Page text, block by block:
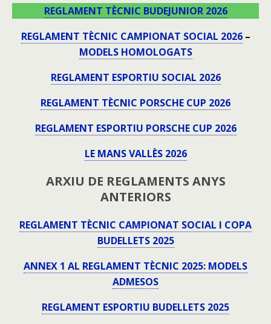
REGLAMENT TÈCNIC BUDEJUNIOR 2026
REGLAMENT TÈCNIC CAMPIONAT SOCIAL 2026 –
MODELS HOMOLOGATS
REGLAMENT ESPORTIU SOCIAL 2026
REGLAMENT TÈCNIC PORSCHE CUP 2026
REGLAMENT ESPORTIU PORSCHE CUP 2026
LE MANS VALLÈS 2026
ARXIU DE REGLAMENTS ANYS
ANTERIORS
REGLAMENT TÈCNIC CAMPIONAT SOCIAL I COPA
BUDELLETS 2025
ANNEX 1 AL REGLAMENT TÈCNIC 2025: MODELS
ADMESOS
REGLAMENT ESPORTIU BUDELLETS 2025